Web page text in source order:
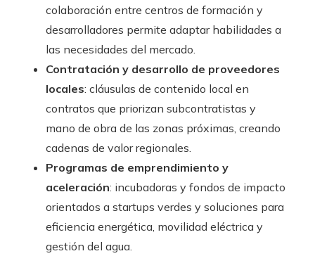
colaboración entre centros de formación y
desarrolladores permite adaptar habilidades a
las necesidades del mercado.
Contratación y desarrollo de proveedores
locales: cláusulas de contenido local en
contratos que priorizan subcontratistas y
mano de obra de las zonas próximas, creando
cadenas de valor regionales.
Programas de emprendimiento y
aceleración: incubadoras y fondos de impacto
orientados a startups verdes y soluciones para
eficiencia energética, movilidad eléctrica y
gestión del agua.